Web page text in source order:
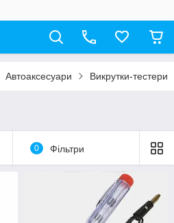
Автоаксесуари Викрутки-тестери
0 Фільтри